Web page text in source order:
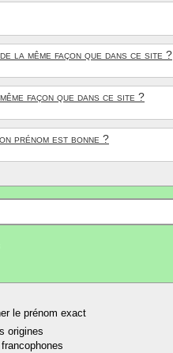
la même façon que dans ce site ?
façon que dans ce site ?
prénom est bonne ?
le prénom exact
origines